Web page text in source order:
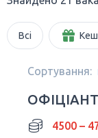
Всі
Сортування:
4500 –